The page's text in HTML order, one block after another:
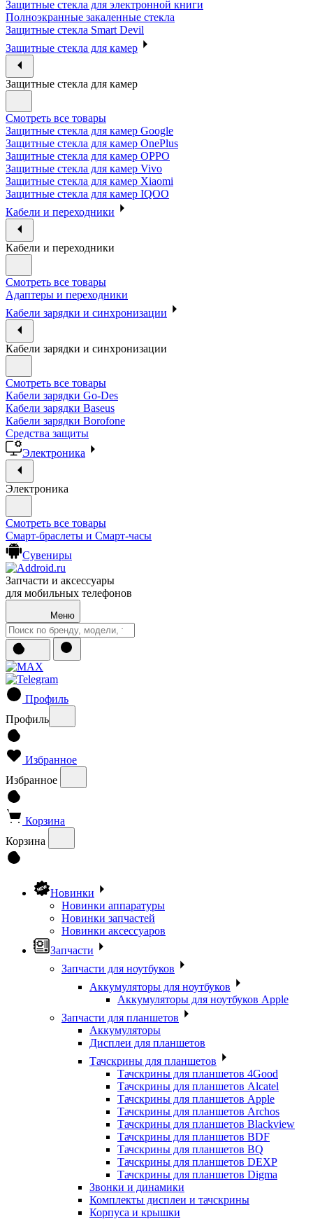
Защитные стекла для электронной книги
Полноэкранные закаленные стекла
Защитные стекла Smart Devil
Защитные стекла для камер
Защитные стекла для камер
Смотреть все товары
Защитные стекла для камер Google
Защитные стекла для камер OnePlus
Защитные стекла для камер OPPO
Защитные стекла для камер Vivo
Защитные стекла для камер Xiaomi
Защитные стекла для камер IQOO
Кабели и переходники
Кабели и переходники
Смотреть все товары
Адаптеры и переходники
Кабели зарядки и синхронизации
Кабели зарядки и синхронизации
Смотреть все товары
Кабели зарядки Go-Des
Кабели зарядки Baseus
Кабели зарядки Borofone
Средства защиты
Электроника
Электроника
Смотреть все товары
Смарт-браслеты и Смарт-часы
Сувениры
Запчасти и аксессуары
для мобильных телефонов
Меню
Профиль
Профиль
Избранное
Избранное
Корзина
Корзина
Новинки
Новинки аппаратуры
Новинки запчастей
Новинки аксессуаров
Запчасти
Запчасти для ноутбуков
Аккумуляторы для ноутбуков
Аккумуляторы для ноутбуков Apple
Запчасти для планшетов
Аккумуляторы
Дисплеи для планшетов
Тачскрины для планшетов
Тачскрины для планшетов 4Good
Тачскрины для планшетов Alcatel
Тачскрины для планшетов Apple
Тачскрины для планшетов Archos
Тачскрины для планшетов Blackview
Тачскрины для планшетов BDF
Тачскрины для планшетов BQ
Тачскрины для планшетов DEXP
Тачскрины для планшетов Digma
Звонки и динамики
Комплекты дисплеи и тачскрины
Корпуса и крышки